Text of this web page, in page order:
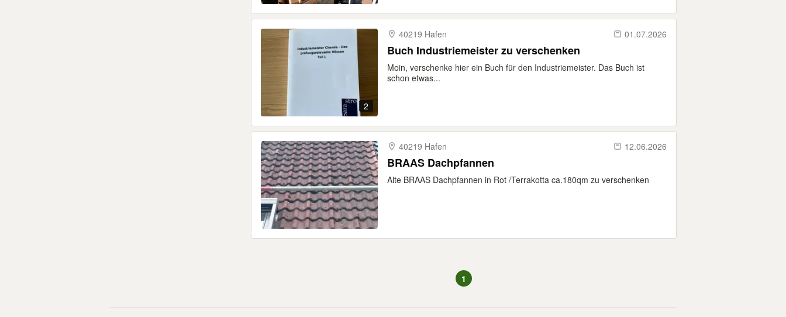
2
40219 Hafen 01.07.2026
Buch Industriemeister zu verschenken
Moin, verschenke hier ein Buch für den Industriemeister. Das Buch ist
schon etwas...
40219 Hafen 12.06.2026
BRAAS Dachpfannen
Alte BRAAS Dachpfannen in Rot /Terrakotta ca.180qm zu verschenken
1